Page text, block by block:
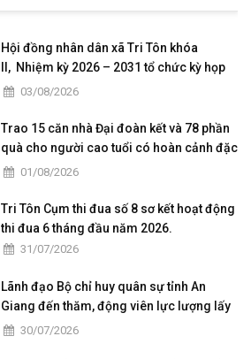
Hội đồng nhân dân xã Tri Tôn khóa
II, Nhiệm kỳ 2026 – 2031 tổ chức kỳ họp
thứ 4 giữa năm 2026
03/08/2026
Trao 15 căn nhà Đại đoàn kết và 78 phần
quà cho người cao tuổi có hoàn cảnh đặc
biệt khó khăn tại xã Tri Tôn.
01/08/2026
Tri Tôn Cụm thi đua số 8 sơ kết hoạt động
thi đua 6 tháng đầu năm 2026.
31/07/2026
Lãnh đạo Bộ chỉ huy quân sự tỉnh An
Giang đến thăm, động viên lực lượng lấy
mẫu hài cốt liệt sĩ tại Nghĩa trang Liệt sĩ
30/07/2026